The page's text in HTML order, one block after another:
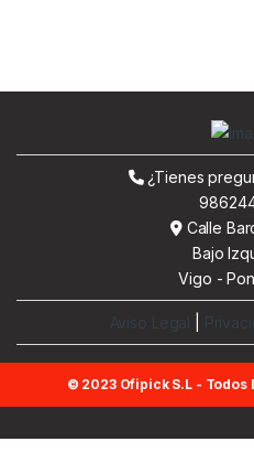
¿Tienes
Calle
Bajo
Vigo -
Aviso Legal
© 2023 Ofipick S.L -